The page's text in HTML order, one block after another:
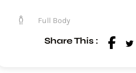
Full Body
Share This :